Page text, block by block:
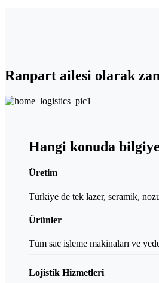
Ranpart ailesi olarak
Hangi konuda
Üretim
Türkiye de tek lazer, seramik,
Ürünler
Tüm sac işleme makinaları ve
Lojistik Hizmetleri